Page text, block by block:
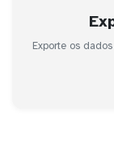
Exporte os